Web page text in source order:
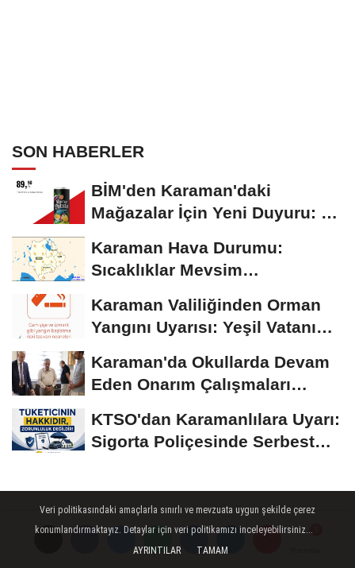
SON HABERLER
BİM'den Karaman'daki
Mağazalar İçin Yeni Duyuru: 11
Karaman Hava Durumu:
Sıcaklıklar Mevsim
Seyrediyor
Karaman Valiliğinden Orman
Yangını Uyarısı: Yeşil Vatanı
Karaman'da Okullarda Devam
Eden Onarım Çalışmaları
KTSO'dan Karamanlılara Uyarı:
Sigorta Poliçesinde Serbest
Veri politikasındaki amaçlarla sınırlı ve mevzuata uygun şekilde çerez
konumlandırmaktayız. Detaylar için veri politikamızı inceleyebilirsiniz...
AYRINTILAR
TAMAM